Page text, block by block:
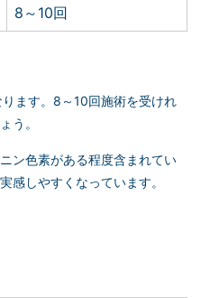
8～10回
ます。8～10回施術を受けれ
う。
ン色素がある程度含まれてい
感しやすくなっています。